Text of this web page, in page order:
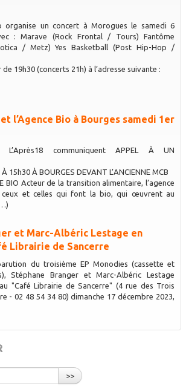
organise un concert à Morogues le samedi 6
: Marave (Rock Frontal / Tours) Fantôme
/ Metz) Yes Basketball (Post Hip-Hop /
19h30 (concerts 21h) à l’adresse suivante :
et l’Agence Bio à Bourges samedi 1er
L’Après18 communiquent APPEL À UN
15h30 À BOURGES DEVANT L’ANCIENNE MCB
BIO Acteur de la transition alimentaire, l’agence
et celles qui font la bio, qui œuvrent au
et Marc-Albéric Lestage en
Librairie de Sancerre
du troisième EP Monodies (cassette et
Stéphane Branger et Marc-Albéric Lestage
"Café Librairie de Sancerre" (4 rue des Trois
- 02 48 54 34 80) dimanche 17 décembre 2023,
>>